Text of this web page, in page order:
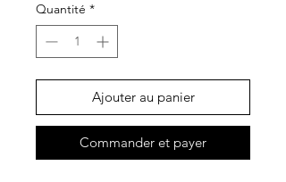
Quantité *
Ajouter au panier
Commander et payer